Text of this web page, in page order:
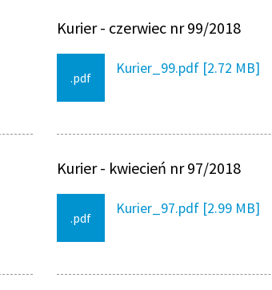
Kurier - czerwiec nr 99/2018
.pdf
Kurier_99.pdf [2.72 MB]
Kurier - kwiecień nr 97/2018
.pdf
Kurier_97.pdf [2.99 MB]